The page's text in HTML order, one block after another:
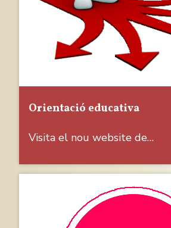
Orientació educativa
Visita el nou website de…